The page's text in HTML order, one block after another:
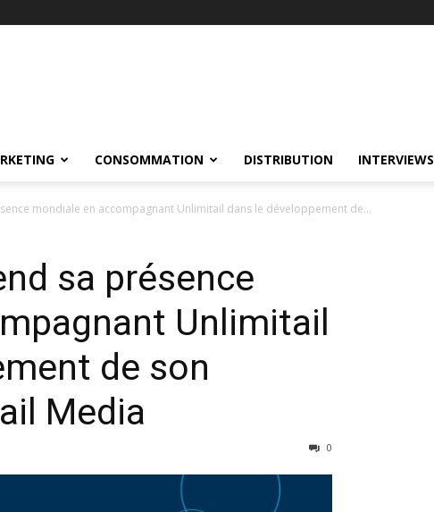
CONSOMMATION DISTRIBUTION INTERVIEWS
mondiale en accompagnant Unlimitail dans le développement de...
sa présence
Unlimitail
de son
Media
0